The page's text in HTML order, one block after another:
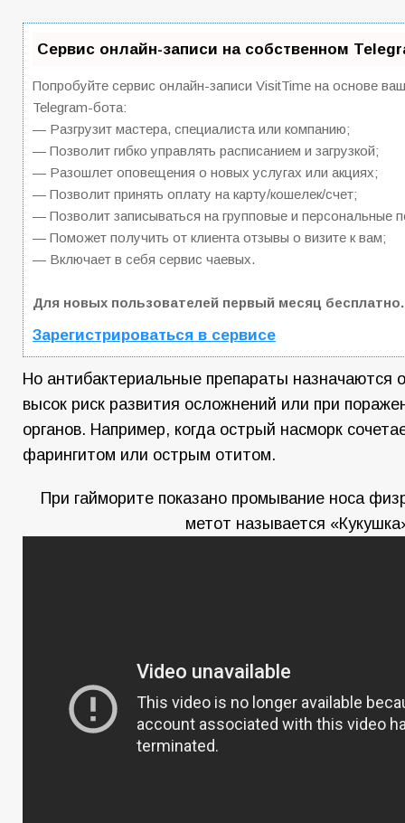
Сервис онлайн-записи на собственном
Попробуйте сервис онлайн-записи VisitTime на основе
Telegram-бота:
— Разгрузит мастера, специалиста или компанию;
— Позволит гибко управлять расписанием и загрузкой;
— Разошлет оповещения о новых услугах или акциях;
— Позволит принять оплату на карту/кошелек/счет;
— Позволит записываться на групповые и персональные
— Поможет получить от клиента отзывы о визите к вам;
— Включает в себя сервис чаевых.
Для новых пользователей первый месяц бесплатно.
Зарегистрироваться в сервисе
Но антибактериальные препараты назначаются
высок риск развития осложнений или при
органов. Например, когда острый насморк
фарингитом или острым отитом.
При гайморите показано промывание носа
метот называется